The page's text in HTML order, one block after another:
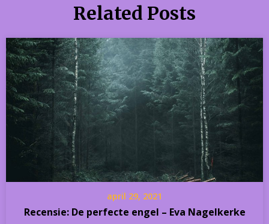
Related Posts
april 29, 2021
Recensie: De perfecte engel – Eva Nagelkerke